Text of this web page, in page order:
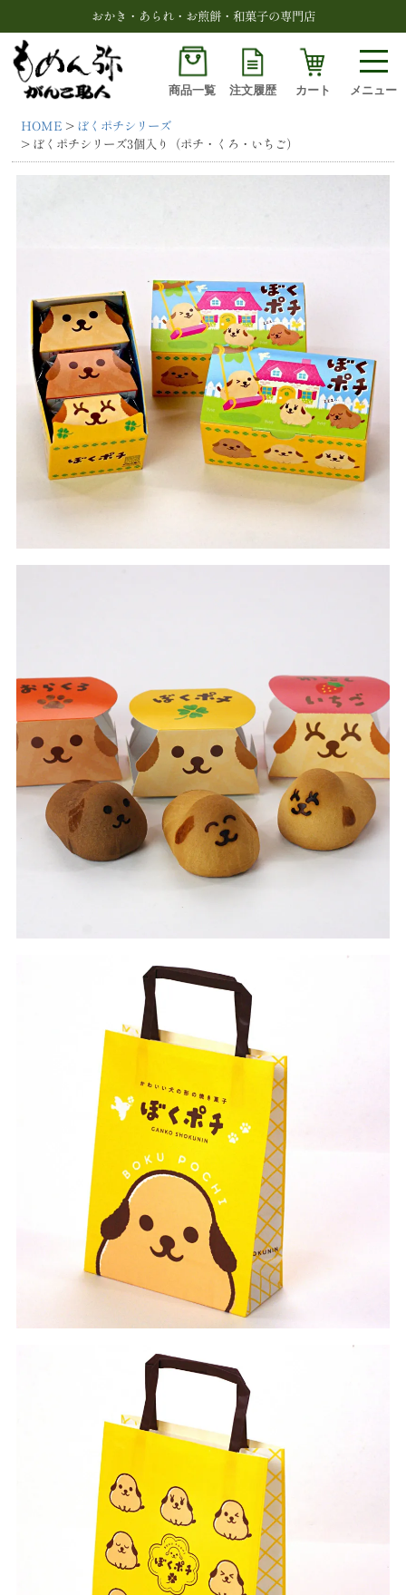
おかき・あられ・お煎餅・和菓子の専門店
商品一覧 注文履歴 カート メニュー
HOME
ぼくポチシリーズ
ぼくポチシリーズ3個入り（ポチ・くろ・いちご）